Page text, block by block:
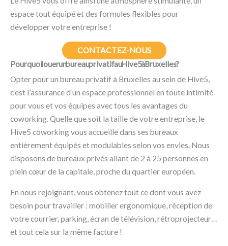
espace tout équipé et des formules flexibles pour
développer votre entreprise !
CONTACTEZ-NOUS
Pourquoi louer un bureau privatif au Hive5 à Bruxelles ?
Opter pour un bureau privatif à Bruxelles au sein de Hive5,
c’est l’assurance d’un espace professionnel en toute intimité
pour vous et vos équipes avec tous les avantages du
coworking. Quelle que soit la taille de votre entreprise, le
Hive5 coworking vous accueille dans ses bureaux
entièrement équipés et modulables selon vos envies. Nous
disposons de bureaux privés allant de 2 à 25 personnes en
plein cœur de la capitale, proche du quartier européen.
En nous rejoignant, vous obtenez tout ce dont vous avez
besoin pour travailler : mobilier ergonomique, réception de
votre courrier, parking, écran de télévision, rétroprojecteur…
et tout cela sur la même facture !